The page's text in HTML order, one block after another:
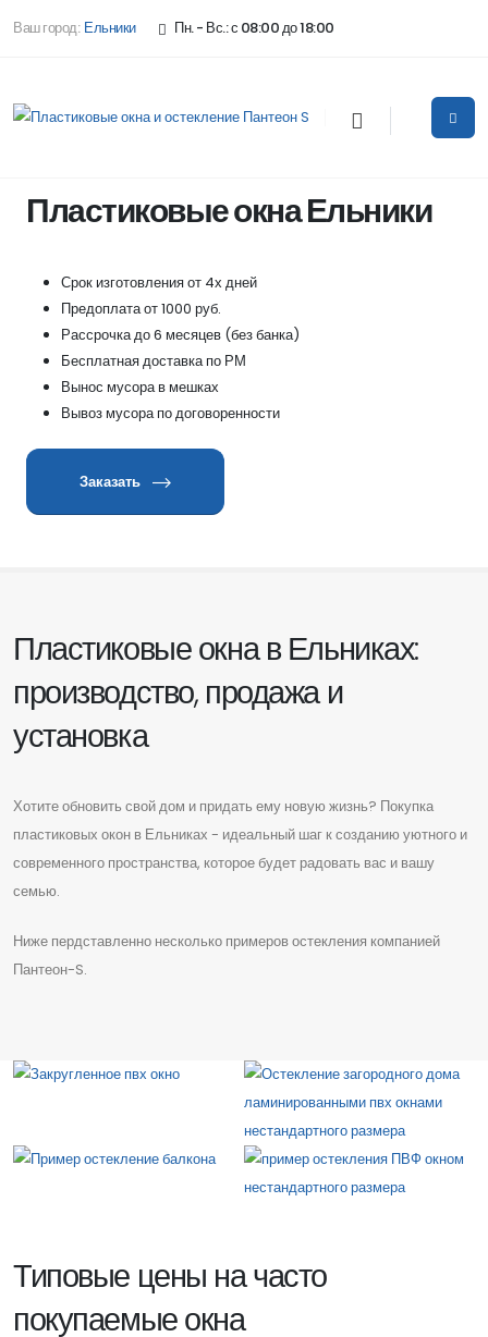
Ваш город: Ельники Пн. - Вс.: с 08:00 до 18:00
Пластиковые окна Ельники
Срок изготовления от 4х дней
Предоплата от 1000 руб.
Рассрочка до 6 месяцев (без банка)
Бесплатная доставка по РМ
Вынос мусора в мешках
Вывоз мусора по договоренности
Заказать
Пластиковые окна в Ельниках:
производство, продажа и
установка
Хотите обновить свой дом и придать ему новую жизнь? Покупка
пластиковых окон в Ельниках - идеальный шаг к созданию уютного и
современного пространства, которое будет радовать вас и вашу
семью.
Ниже пердставленно несколько примеров остекления компанией
Пантеон-S.
Типовые цены на часто
покупаемые окна